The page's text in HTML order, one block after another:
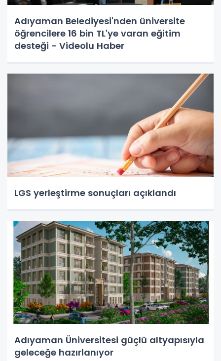
Adıyaman Belediyesi'nden üniversite
öğrencilere 16 bin TL'ye varan eğitim
desteği - Videolu Haber
LGS yerleştirme sonuçları açıklandı
Adıyaman Üniversitesi güçlü altyapısıyla
geleceğe hazırlanıyor